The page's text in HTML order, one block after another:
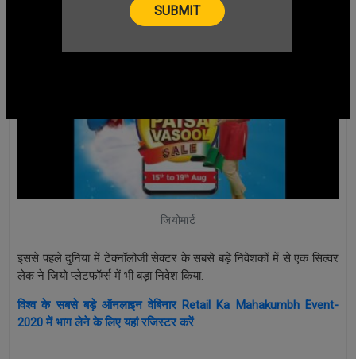
जियोमार्ट
इससे पहले दुनिया में टेक्नॉलोजी सेक्टर के सबसे बड़े निवेशकों में से एक सिल्वर
लेक ने जियो प्लेटफॉर्म्स में भी बड़ा निवेश किया.
विश्व के सबसे बड़े ऑनलाइन वेबिनार Retail Ka Mahakumbh Event-
2020 में भाग लेने के लिए यहां रजिस्टर करें